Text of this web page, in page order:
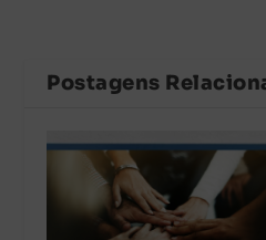
Postagens